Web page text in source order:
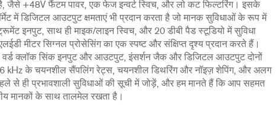
है, जैसे +48V फैंटम पावर, एक फेज इन्वर्ट स्विच, और लो कट फिल्टरिंग। इसके
में डिजिटल आउटपुट क्षमताएं भी प्रदान करता है जो मानक सुविधाओं के रूप में
इनपुट, साथ ही माइक/लाइन स्विच, और 20 डीबी पैड स्टूडियो में सुविधा
मीटर सिग्नल प्रोसेसिंग का एक स्पष्ट और संक्षिप्त दृश्य प्रदान करते हैं।
क्लॉक सिंक इनपुट और आउटपुट, इंसर्शन जैक और डिजिटल आउटपुट दोनों
kHz के चयनशील सैंपलिंग रेट्स, चयनशील डिथरिंग और नॉइज़ शेपिंग, और अलग
से ही प्रभावशाली सुविधाओं की सूची में जोड़ें, और हम मानते हैं कि आप सहमत
मानकों के साथ तालमेल रखता है।